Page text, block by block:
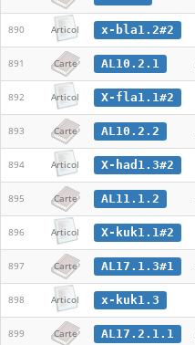
890 Articol x-bla1.2#2
891 Carte AL10.2.1
892 Articol X-fla1.1#2
893 Carte AL10.2.2
894 Articol X-had1.3#2
895 Carte AL11.1.2
896 Articol X-kuk1.1#2
897 Carte AL17.1.3#1
898 Articol x-kuk1.3
899 Carte AL17.2.1.1